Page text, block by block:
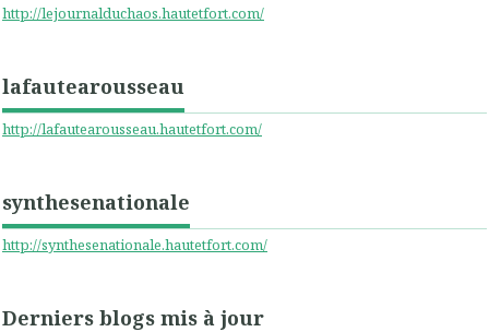
http://lejournalduchaos.hautetfort.com/
lafautearousseau
http://lafautearousseau.hautetfort.com/
synthesenationale
http://synthesenationale.hautetfort.com/
Derniers blogs mis à jour